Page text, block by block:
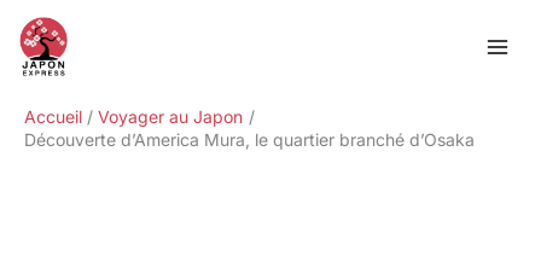
contenu
Accueil
Voyager au Japon
Découverte d’America Mura, le quartier branché d’Osaka
Rechercher